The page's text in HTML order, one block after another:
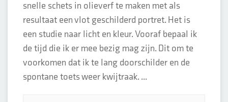
snelle schets in olieverf te maken met als
resultaat een vlot geschilderd portret. Het is
een studie naar licht en kleur. Vooraf bepaal ik
de tijd die ik er mee bezig mag zijn. Dit om te
voorkomen dat ik te lang doorschilder en de
spontane toets weer kwijtraak. ...